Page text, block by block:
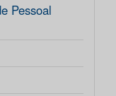
Pessoal